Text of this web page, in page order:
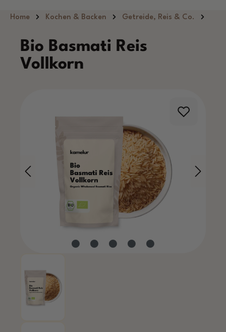
Hauptinhalt springen
Home Kochen & Backen Getreide, Reis & Co.
Bio Basmati Reis
Vollkorn